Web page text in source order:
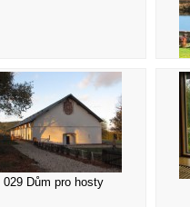
029 Dům pro hosty